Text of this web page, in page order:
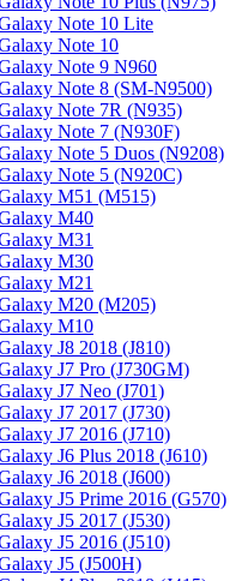
Note 10 Lite
Note 10
Note 9 N960
Note 8 (SM-N9500)
Note 7R (N935)
Note 7 (N930F)
Note 5 Duos (N9208)
Note 5 (N920C)
M51 (M515)
M40
M31
M30
M21
M20 (M205)
M10
J8 2018 (J810)
J7 Pro (J730GM)
J7 Neo (J701)
J7 2017 (J730)
J7 2016 (J710)
J6 Plus 2018 (J610)
J6 2018 (J600)
J5 Prime 2016 (G570)
J5 2017 (J530)
J5 2016 (J510)
J5 (J500H)